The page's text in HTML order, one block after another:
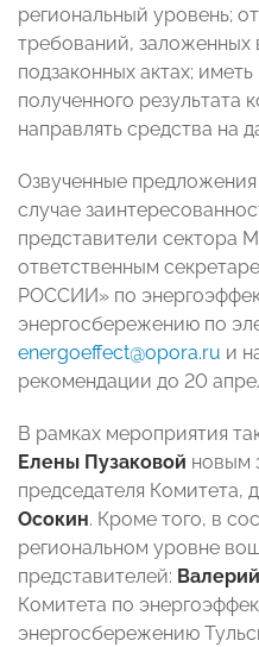
региональный уровень;
требований, заложенных
подзаконных актах;
полученного результата
направлять средства на
Озвученные
случае
представители сектора
ответственным
РОССИИ» по
энергосбережению по
energoeffect@opora.ru и
рекомендации до 20
В рамках мероприятия
Елены Пузаковой новым
председателя Комитета,
Осокин. Кроме того, в
региональном уровне
представителей:
Комитета по
энергосбережению